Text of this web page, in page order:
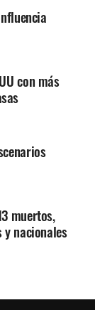
con más
muertos,
y nacionales